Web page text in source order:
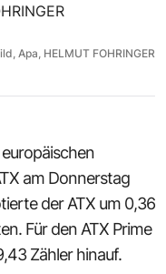
Apa, HELMUT FOHRINGER
am Donnerstag
der ATX um 0,36
Für den ATX Prime
Zähler hinauf.